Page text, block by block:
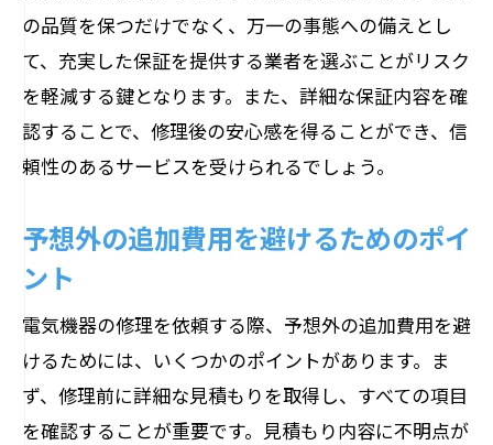
満足度向上を目指したサービス改善
長野県の電気機器修理で信頼される見積もり
提供の理由
地域に根ざした確かな信頼性
お客様の期待を超える修理サービス
迅速かつ丁寧な対応で信頼を獲得
長年の実績が証明する安心感
の品質を保つだけでなく、万一の事態への備えとし
て、充実した保証を提供する業者を選ぶことがリスク
を軽減する鍵となります。また、詳細な保証内容を確
認することで、修理後の安心感を得ることができ、信
頼性のあるサービスを受けられるでしょう。
予想外の追加費用を避けるためのポイ
ント
電気機器の修理を依頼する際、予想外の追加費用を避
けるためには、いくつかのポイントがあります。ま
ず、修理前に詳細な見積もりを取得し、すべての項目
を確認することが重要です。見積もり内容に不明点が